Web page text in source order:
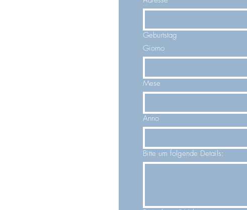
Geburtstag
Giorno
Mese
Anno
Bitte um folgende Details: